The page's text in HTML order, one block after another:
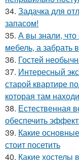
34. Задачка для
запасом!
35. А вы знали,
мебель, а забрать
36. Гостей
37. Интересный
старой квартире
которая там
38. Естественная
обеспечить
39. Какие
стоит посетить
40. Какие хостелы